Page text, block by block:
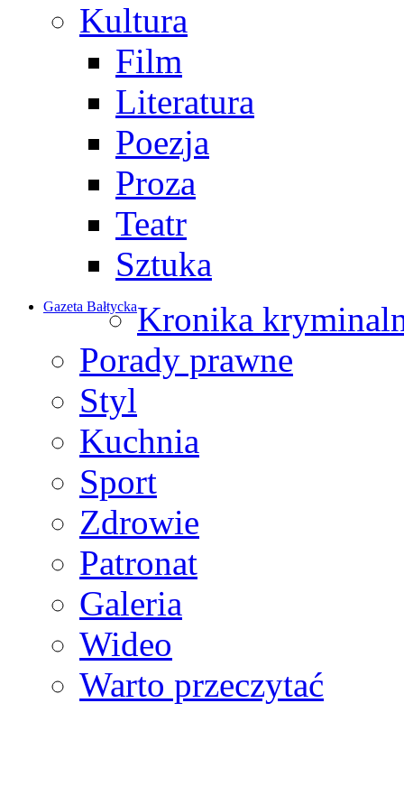
Kultura
Film
Literatura
Poezja
Proza
Teatr
Sztuka
Gazeta BałtyckaKronika
Porady prawne
Styl
Kuchnia
Sport
Zdrowie
Patronat
Galeria
Wideo
Warto przeczytać